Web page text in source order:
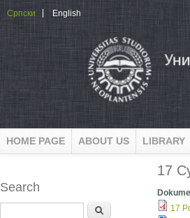
Српски English
HOME PAGE ABOUT US LIBRARY
17
17
Search